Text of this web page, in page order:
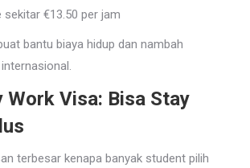
€13.50 per jam
bantu biaya hidup dan nambah
Work Visa: Bisa Stay
terbesar kenapa banyak student pilih